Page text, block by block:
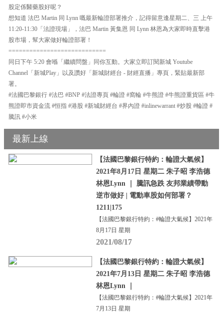
股定係醫藥股好呢？
想知道 法巴 Martin 同 Lynn 嘅最新輪證部署推介，記得留意逢星期二、三 上午
11:20-11:30「法證現場」，法巴 Martin 黃集恩 同 Lynn 林恩為大家即時直擊港
股市場，幫大家做好輪證部署！
============================
同日下午 5:20 會喺「繼續問盤」同你互動。大家立即訂閱新城 Youtube
Channel「新城Play」以及讚好「新城財經台 - 財經直播」專頁，緊貼最新部
署。
#法國巴黎銀行 #法巴 #BNP #法證專頁 #輪證 #窩輪 #牛熊證 #牛熊證重貨區 #牛
熊證即市資金流 #恒指 #港股 #新城財經台 #界內證 #inlinewarrant #炒股 #輪證 #
騰訊 #小米
最新上線
【法國巴黎銀行特約：輪證大氣候】
2021年8月17日 星期二 朱子昭 李浩德
林恩Lynn ｜ 騰訊急跌 友邦業績帶動
逆市做好 | 電動車股如何部署？
1211|175
【法國巴黎銀行特約：#輪證大氣候】2021年
8月17日 星期
2021/08/17
【法國巴黎銀行特約：輪證大氣候】
2021年7月13日 星期二 朱子昭 李浩德
林恩Lynn ｜
【法國巴黎銀行特約：#輪證大氣候】2021年
7月13日 星期